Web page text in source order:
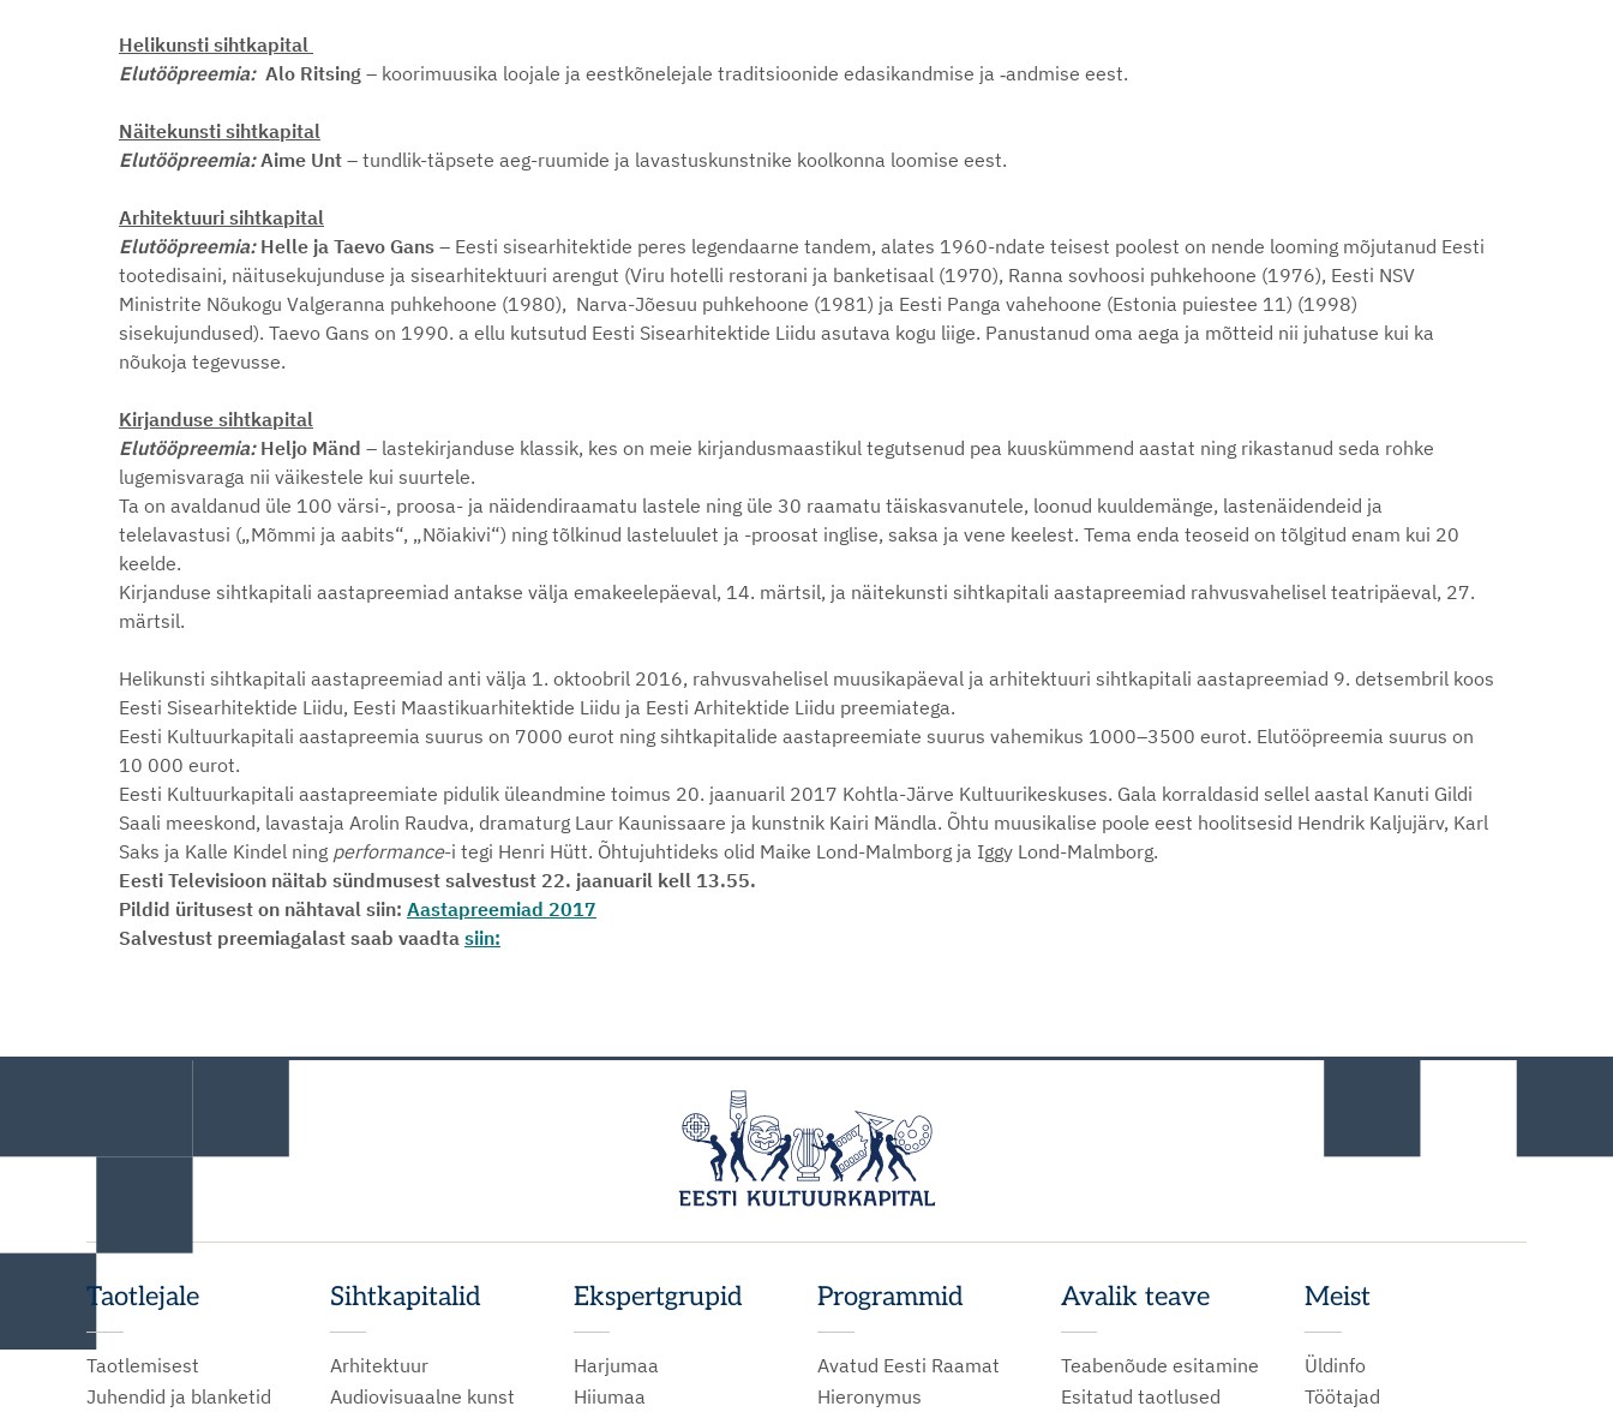
Helikunsti sihtkapital
Elutööpreemia: Alo Ritsing – koorimuusika loojale ja eestkõnelejale traditsioonide edasikandmise ja ‑andmise eest.
Näitekunsti sihtkapital
Elutööpreemia: Aime Unt – tundlik-täpsete aeg-ruumide ja lavastuskunstnike koolkonna loomise eest.
Arhitektuuri sihtkapital
Elutööpreemia:Helle ja Taevo Gans – Eesti sisearhitektide peres legendaarne tandem, alates 1960-ndate teisest poolest on nende looming mõjutanud Eesti
tootedisaini, näitusekujunduse ja sisearhitektuuri arengut (Viru hotelli restorani ja banketisaal (1970), Ranna sovhoosi puhkehoone (1976), Eesti NSV
Ministrite Nõukogu Valgeranna puhkehoone (1980), Narva-Jõesuu puhkehoone (1981) ja Eesti Panga vahehoone (Estonia puiestee 11) (1998)
sisekujundused). Taevo Gans on 1990. a ellu kutsutud Eesti Sisearhitektide Liidu asutava kogu liige. Panustanud oma aega ja mõtteid nii juhatuse kui ka
nõukoja tegevusse.
Kirjanduse sihtkapital
Elutööpreemia: Heljo Mänd – lastekirjanduse klassik, kes on meie kirjandusmaastikul tegutsenud pea kuuskümmend aastat ning rikastanud seda rohke
lugemisvaraga nii väikestele kui suurtele.
Ta on avaldanud üle 100 värsi-, proosa- ja näidendiraamatu lastele ning üle 30 raamatu täiskasvanutele, loonud kuuldemänge, lastenäidendeid ja
telelavastusi („Mõmmi ja aabits“, „Nõiakivi“) ning tõlkinud lasteluulet ja -proosat inglise, saksa ja vene keelest. Tema enda teoseid on tõlgitud enam kui 20
keelde.
Kirjanduse sihtkapitali aastapreemiad antakse välja emakeelepäeval, 14. märtsil, ja näitekunsti sihtkapitali aastapreemiad rahvusvahelisel teatripäeval, 27.
märtsil.
Helikunsti sihtkapitali aastapreemiad anti välja 1. oktoobril 2016, rahvusvahelisel muusikapäeval ja arhitektuuri sihtkapitali aastapreemiad 9. detsembril koos
Eesti Sisearhitektide Liidu, Eesti Maastikuarhitektide Liidu ja Eesti Arhitektide Liidu preemiatega.
Eesti Kultuurkapitali aastapreemia suurus on 7000 eurot ning sihtkapitalide aastapreemiate suurus vahemikus 1000–3500 eurot. Elutööpreemia suurus on
10 000 eurot.
Eesti Kultuurkapitali aastapreemiate pidulik üleandmine toimus 20. jaanuaril 2017 Kohtla-Järve Kultuurikeskuses. Gala korraldasid sellel aastal Kanuti Gildi
Saali meeskond, lavastaja Arolin Raudva, dramaturg Laur Kaunissaare ja kunstnik Kairi Mändla. Õhtu muusikalise poole eest hoolitsesid Hendrik Kaljujärv, Karl
Saks ja Kalle Kindel ning performance-i tegi Henri Hütt. Õhtujuhtideks olid Maike Lond-Malmborg ja Iggy Lond-Malmborg.
Eesti Televisioon näitab sündmusest salvestust 22. jaanuaril kell 13.55.
Pildid üritusest on nähtaval siin: Aastapreemiad 2017
Salvestust preemiagalast saab vaadta siin:
Taotlejale
Taotlemisest
Juhendid ja blanketid
Sihtkapitalid
Arhitektuur
Audiovisuaalne kunst
Ekspertgrupid
Harjumaa
Hiiumaa
Programmid
Avatud Eesti Raamat
Hieronymus
Avalik teave
Teabenõude esitamine
Esitatud taotlused
Meist
Üldinfo
Töötajad